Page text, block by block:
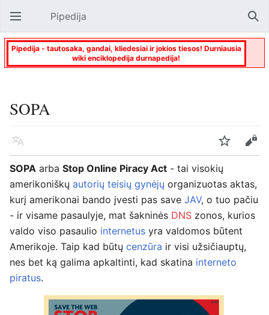
Atverti pagrindinį meniu Pipedija
Pipedija - tautosaka, gandai, kliedesiai ir jokios tiesos! Durniausia
wiki enciklopedija durnapedija!
SOPA
Kalba Stebėti
Keisti
SOPA arba Stop Online Piracy Act - tai visokių
amerikoniškų autorių teisių gynėjų organizuotas aktas,
kurį amerikonai bando įvesti pas save JAV, o tuo pačiu
- ir visame pasaulyje, mat šakninės DNS zonos, kurios
valdo viso pasaulio internetus yra valdomos būtent
Amerikoje. Taip kad būtų cenzūra ir visi užsičiauptų,
nes bet ką galima apkaltinti, kad skatina interneto
piratus.